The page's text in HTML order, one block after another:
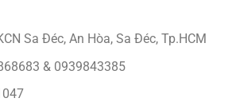
Sa Đéc, An Hòa, Sa Đéc, Tp.HCM
& 0939843385